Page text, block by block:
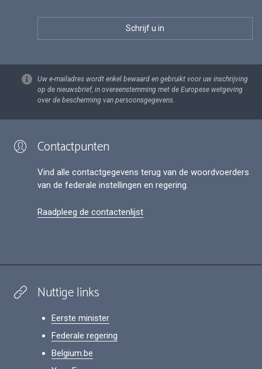
Uw e-mailadres wordt enkel bewaard en gebruikt voor uw inschrijving
op de nieuwsbrief, in overeenstemming met de Europese wetgeving
over de bescherming van persoonsgegevens.
Contactpunten
Vind alle contactgegevens terug van de woordvoerders
van de federale instellingen en regering.
Raadpleeg de contactenlijst
Nuttige links
Eerste minister
Federale regering
Belgium.be